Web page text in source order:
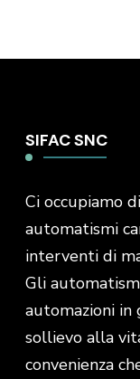
SIFAC SNC
Ci occupiamo
automatismi
interventi di
Gli
automazioni in
sollievo alla
convenienza